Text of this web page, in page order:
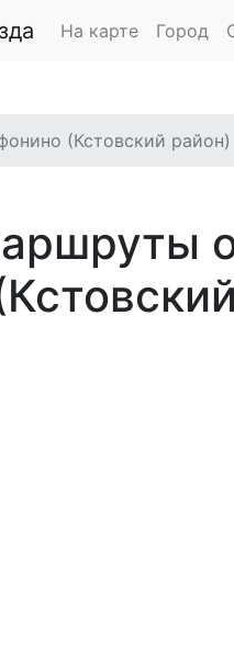
На карте Город
(Кстовский район)